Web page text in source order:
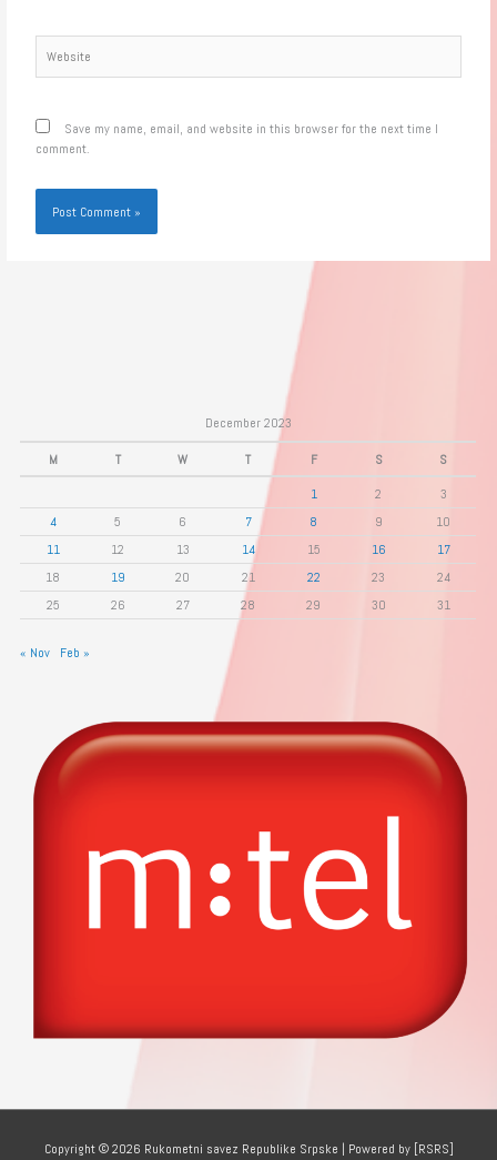
Save my name, email, and website in this browser for the next time I
comment.
December 2023
M T W T F S S
1 2
3
4
5 6 7 8 9
10
11
12 13 14 15 16
17
18
19 20 21 22 23
24
25
26 27 28 29 30 31
« Nov Feb »
Copyright © 2026 Rukometni savez Republike Srpske | Powered by [RSRS]